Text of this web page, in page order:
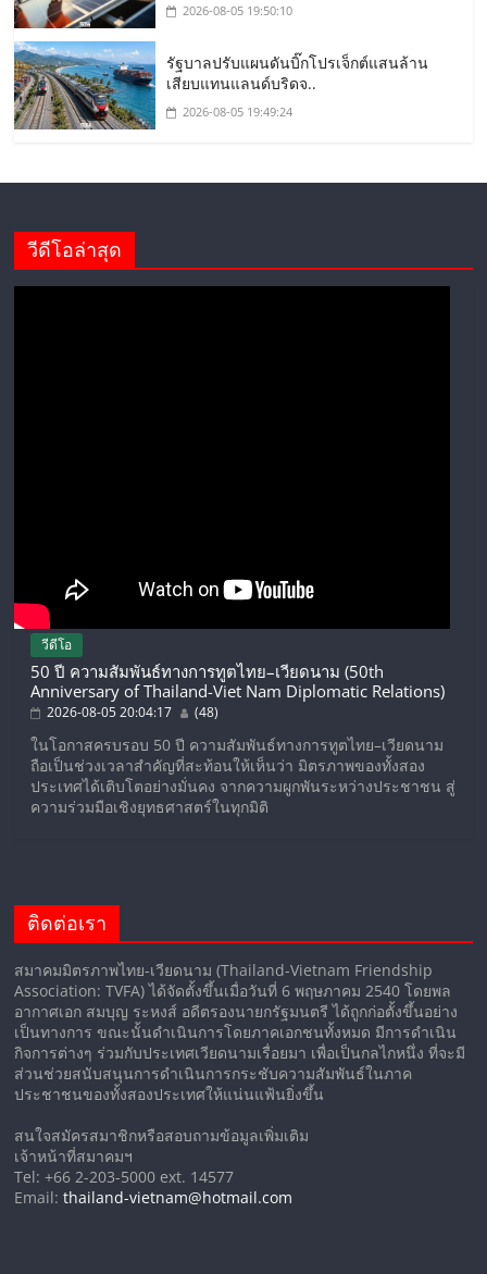
2026-08-05 19:50:10
รัฐบาลปรับแผนดันบิ๊กโปรเจ็กต์แสนล้าน
เสียบแทนแลนด์บริดจ..
2026-08-05 19:49:24
วีดีโอล่าสุด
วีดีโอ
50 ปี ความสัมพันธ์ทางการทูตไทย–เวียดนาม (50th
Anniversary of Thailand-Viet Nam Diplomatic Relations)
2026-08-05 20:04:17 (48)
ในโอกาสครบรอบ 50 ปี ความสัมพันธ์ทางการทูตไทย–เวียดนาม
ถือเป็นช่วงเวลาสำคัญที่สะท้อนให้เห็นว่า มิตรภาพของทั้งสอง
ประเทศได้เติบโตอย่างมั่นคง จากความผูกพันระหว่างประชาชน สู่
ความร่วมมือเชิงยุทธศาสตร์ในทุกมิติ
ติดต่อเรา
สมาคมมิตรภาพไทย-เวียดนาม (Thailand-Vietnam Friendship
Association: TVFA) ได้จัดตั้งขึ้นเมื่อวันที่ 6 พฤษภาคม 2540 โดยพล
อากาศเอก สมบุญ ระหงส์ อดีตรองนายกรัฐมนตรี ได้ถูกก่อตั้งขึ้นอย่าง
เป็นทางการ ขณะนั้นดำเนินการโดยภาคเอกชนทั้งหมด มีการดำเนิน
กิจการต่างๆ ร่วมกับประเทศเวียดนามเรื่อยมา เพื่อเป็นกลไกหนึ่ง ที่จะมี
ส่วนช่วยสนับสนุนการดำเนินการกระชับความสัมพันธ์ในภาค
ประชาชนของทั้งสองประเทศให้แน่นแฟ้นยิ่งขึ้น
สนใจสมัครสมาชิกหรือสอบถามข้อมูลเพิ่มเติม
เจ้าหน้าที่สมาคมฯ
Tel: +66 2-203-5000 ext. 14577
Email:thailand-vietnam@hotmail.com